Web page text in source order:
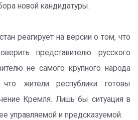
новой кандидатуры.
реагирует на версии о том, что
представителю русского
не самого крупного народа
что жители республики готовы
Кремля. Лишь бы ситуация в
управляемой и предсказуемой.